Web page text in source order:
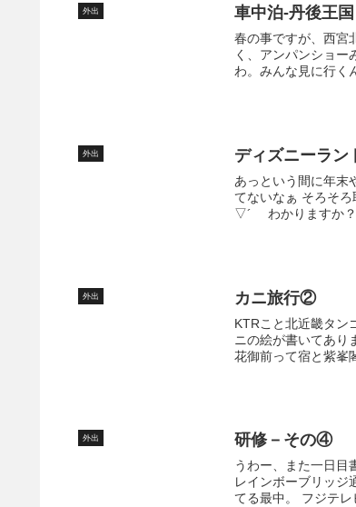
外出 車中泊-丹後王国
春の事ですが、西宮
く、アンパンショー
わ。みんな見に行く
外出 ディズニーラ
あっという間に年末
てないなぁ そろそ
▽´ゞ わかりますか
外出 カニ旅行②
KTRこと北近畿タン
ニの絵が書いてあ
花御前って宿と紫峯
外出 研修－その④
うわー、また一日目
レインボーブリッジ
てる最中。 フジテレ